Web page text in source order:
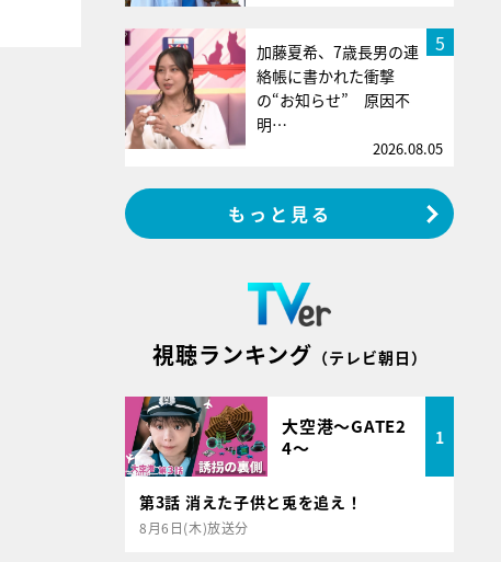
5
加藤夏希、7歳長男の連
絡帳に書かれた衝撃
の“お知らせ” 原因不
明…
2026.08.05
もっと見る
視聴ランキング （テレビ朝日）
大空港～GATE2
4～
1
第3話 消えた子供と兎を追え！
8月6日(木)放送分